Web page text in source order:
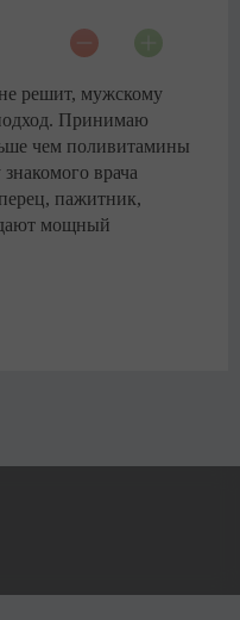
решит, мужскому
Принимаю
чем поливитамины
врача
пажитник,
мощный